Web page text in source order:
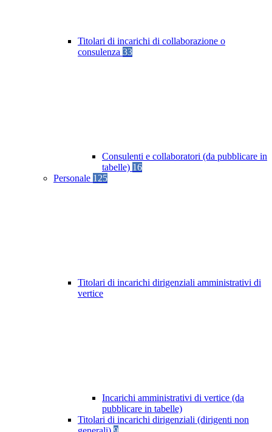
Titolari di incarichi di collaborazione o
consulenza 33
Consulenti e collaboratori (da pubblicare in
tabelle) 16
Personale 125
Titolari di incarichi dirigenziali amministrativi di
vertice
Incarichi amministrativi di vertice (da
pubblicare in tabelle)
Titolari di incarichi dirigenziali (dirigenti non